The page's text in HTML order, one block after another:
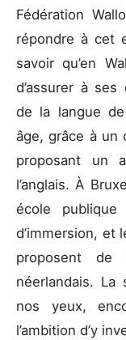
Fédération
répondre à cet
savoir qu’en
d’assurer à
de la langue
âge, grâce à un
proposant un
l’anglais. À
école publique
d’immersion, et
proposent de
néerlandais.
nos yeux,
l’ambition d’y